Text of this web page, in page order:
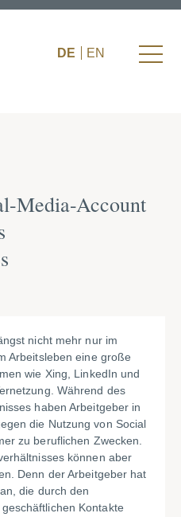
DE EN
Media-Account
nicht mehr nur im
Arbeitsleben eine große
wie Xing, LinkedIn und
Während des
haben Arbeitgeber in
die Nutzung von Social
zu beruflichen Zwecken.
können aber
Denn der Arbeitgeber hat
die durch den
Kontakte